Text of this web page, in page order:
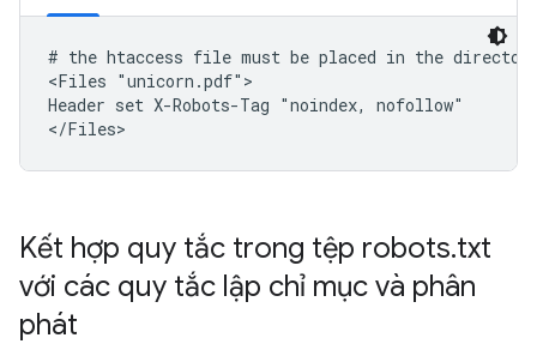
# the htaccess file must be placed in the
<Files "unicorn.pdf">
Header set X-Robots-Tag "noindex, nofollow"
</Files>
Kết hợp quy tắc trong tệp robots.txt
với các quy tắc lập chỉ mục và phân
phát